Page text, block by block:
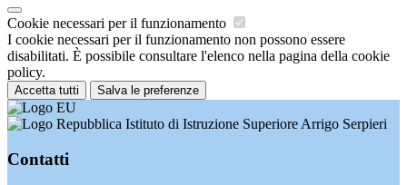
Cookie necessari per il funzionamento
I cookie necessari per il funzionamento non possono essere
disabilitati. È possibile consultare l'elenco nella pagina della cookie
policy.
Accetta tutti Salva le preferenze
Istituto di Istruzione Superiore Arrigo Serpieri
Contatti